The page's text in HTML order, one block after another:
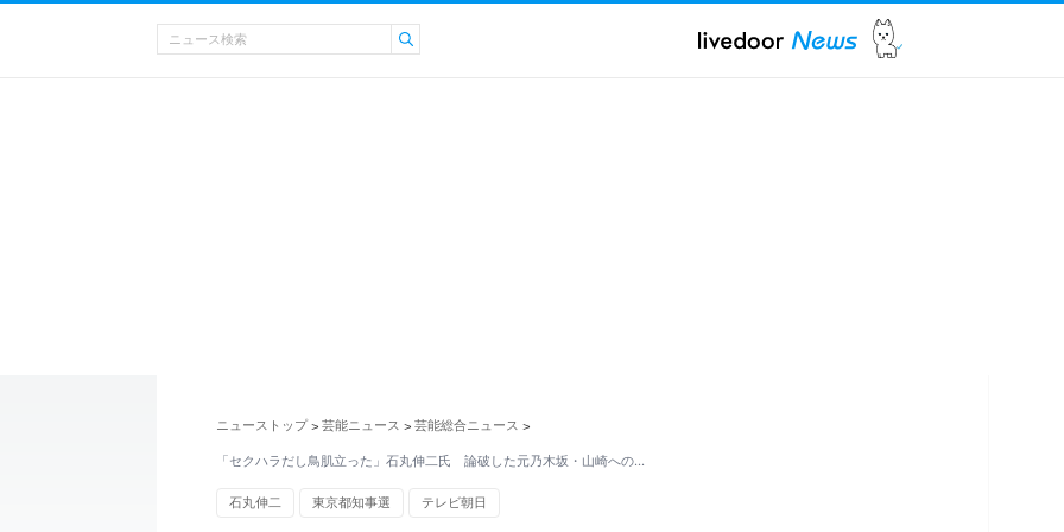
ニューストップ > 芸能ニュース > 芸能総合ニュース >
「セクハラだし鳥肌立った」石丸伸二氏 論破した元乃木坂・山崎への…
石丸伸二 東京都知事選 テレビ朝日